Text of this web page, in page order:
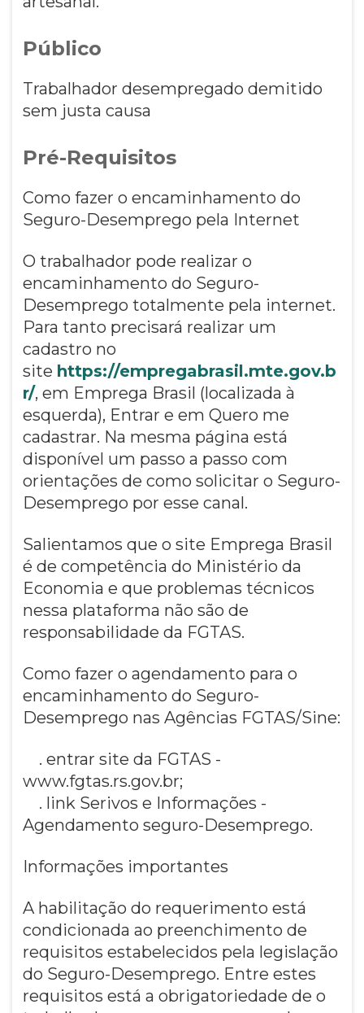
Público
Trabalhador desempregado demitido
sem justa causa
Pré-Requisitos
Como fazer o encaminhamento do
Seguro-Desemprego pela Internet
O trabalhador pode realizar o
encaminhamento do Seguro-
Desemprego totalmente pela internet.
Para tanto precisará realizar um
cadastro no
site https://empregabrasil.mte.gov.b
r/, em Emprega Brasil (localizada à
esquerda), Entrar e em Quero me
cadastrar. Na mesma página está
disponível um passo a passo com
orientações de como solicitar o Seguro-
Desemprego por esse canal.
Salientamos que o site Emprega Brasil
é de competência do Ministério da
Economia e que problemas técnicos
nessa plataforma não são de
responsabilidade da FGTAS.
Como fazer o agendamento para o
encaminhamento do Seguro-
Desemprego nas Agências FGTAS/Sine:
. entrar site da FGTAS -
www.fgtas.rs.gov.br;
. link Serivos e Informações -
Agendamento seguro-Desemprego.
Informações importantes
A habilitação do requerimento está
condicionada ao preenchimento de
requisitos estabelecidos pela legislação
do Seguro-Desemprego. Entre estes
requisitos está a obrigatoriedade de o